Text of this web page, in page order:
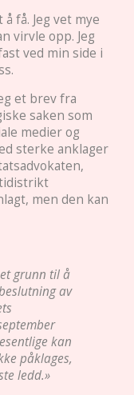
få. Jeg vet mye
virvle opp. Jeg
ved min side i
et brev fra
saken som
medier og
sterke anklager
men den kan
grunn til å
av
kan
påklages,
ledd.»